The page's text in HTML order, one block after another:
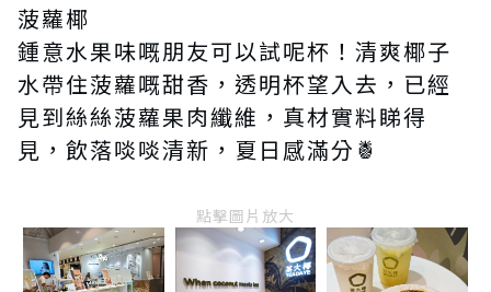
菠蘿椰
鍾意水果味嘅朋友可以試呢杯！清爽椰子
水帶住菠蘿嘅甜香，透明杯望入去，已經
見到絲絲菠蘿果肉纖維，真材實料睇得
見，飲落啖啖清新，夏日感滿分🍍
點擊圖片放大